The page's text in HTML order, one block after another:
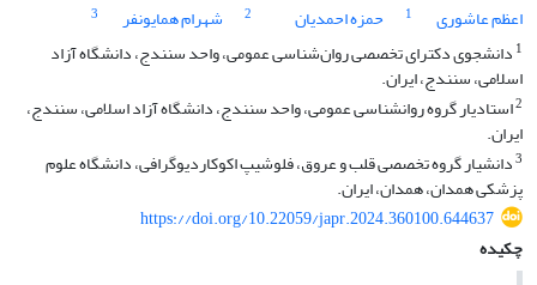
اعظم عاشوری
1 حمزه احمدیان 2 شهرام همایونفر
3
1 دانشجوی دکترای تخصصی روان‌شناسی عمومی، واحد سنندج، دانشگاه آزاد
اسلامی، سنندج، ایران.
2استادیار گروه روانشناسی عمومی، واحد سنندج، دانشگاه آزاد اسلامی، سنندج،
ایران.
3دانشیار گروه تخصصی قلب و عروق، فلوشیپ اکوکاردیوگرافی، دانشگاه علوم
پزشکی همدان، همدان، ایران.
https://doi.org/10.22059/japr.2024.360100.644637
چکیده